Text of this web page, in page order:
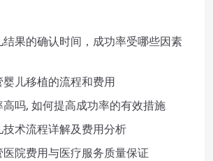
果的确认时间，成功率受哪些因素
儿移植的流程和费用
吗, 如何提高成功率的有效措施
术流程详解及费用分析
院费用与医疗服务质量保证